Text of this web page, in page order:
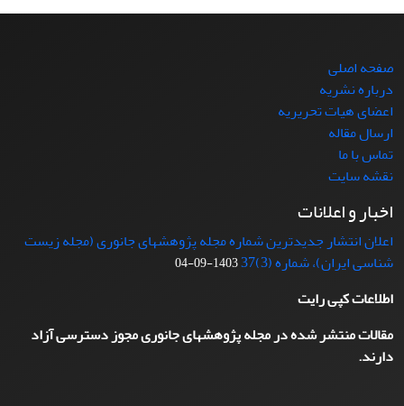
صفحه اصلی
درباره نشریه
اعضای هیات تحریریه
ارسال مقاله
تماس با ما
نقشه سایت
اخبار و اعلانات
اعلان انتشار جدیدترین شماره مجله پژوهشهای جانوری (مجله زیست
شناسی ایران)، شماره (3)37
1403-09-04
اطلاعات کپی رایت
مقالات منتشر شده در مجله پژوهشهای جانوری مجوز دسترسی آزاد
دارند.